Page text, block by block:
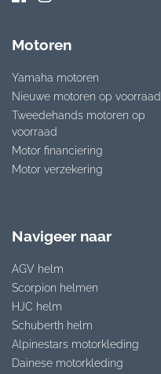
Motoren
Yamaha motoren
Nieuwe motoren op voorraad
Tweedehands motoren op
voorraad
Motor financiering
Motor verzekering
Navigeer naar
AGV helm
Scorpion helmen
HJC helm
Schuberth helm
Alpinestars motorkleding
Dainese motorkleding